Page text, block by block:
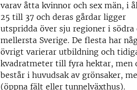
varav åtta kvinnor och sex män, i
25 till 37 och deras gårdar ligger
utspridda över sju regioner i södra
mellersta Sverige. De flesta har
övrigt varierar utbildning och
kvadratmeter till fyra hektar, men
består i huvudsak av grönsaker,
(öppna fält eller tunnelväxthus).